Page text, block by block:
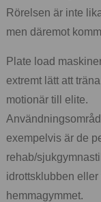
Rörelsen är inte
men däremot
Plate load
extremt lätt att
motionär till elite.
exempelvis är de
rehab/
idrottsklubben eller
hemmagymmet.